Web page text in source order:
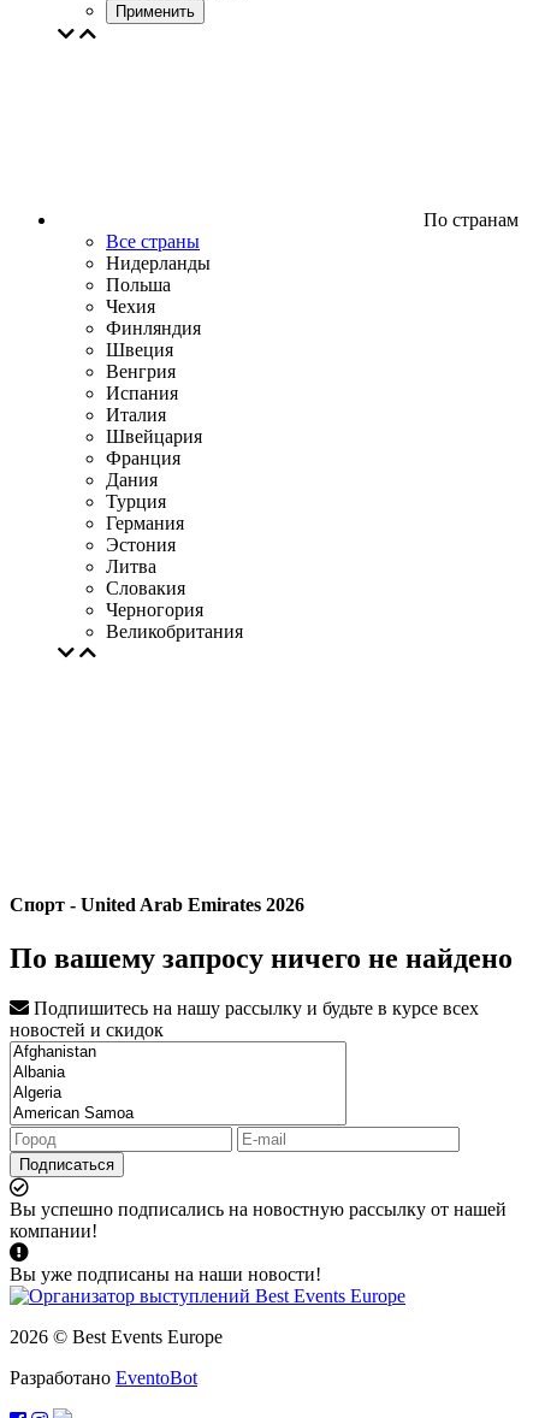
Применить
По странам
Все страны
Нидерланды
Польша
Чехия
Финляндия
Швеция
Венгрия
Испания
Италия
Швейцария
Франция
Дания
Турция
Германия
Эстония
Литва
Словакия
Черногория
Великобритания
Спорт - United Arab Emirates 2026
По вашему запросу ничего не найдено
Подпишитесь на нашу рассылку и будьте в курсе всех
новостей и скидок
Подписаться
Вы успешно подписались на новостную рассылку от нашей
компании!
Вы уже подписаны на наши новости!
2026 © Best Events Europe
Разработано EventoBot